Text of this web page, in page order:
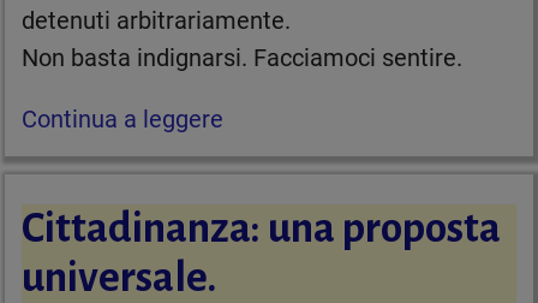
detenuti arbitrariamente.
Non basta indignarsi. Facciamoci sentire.
Continua a leggere
Cittadinanza: una proposta
universale.